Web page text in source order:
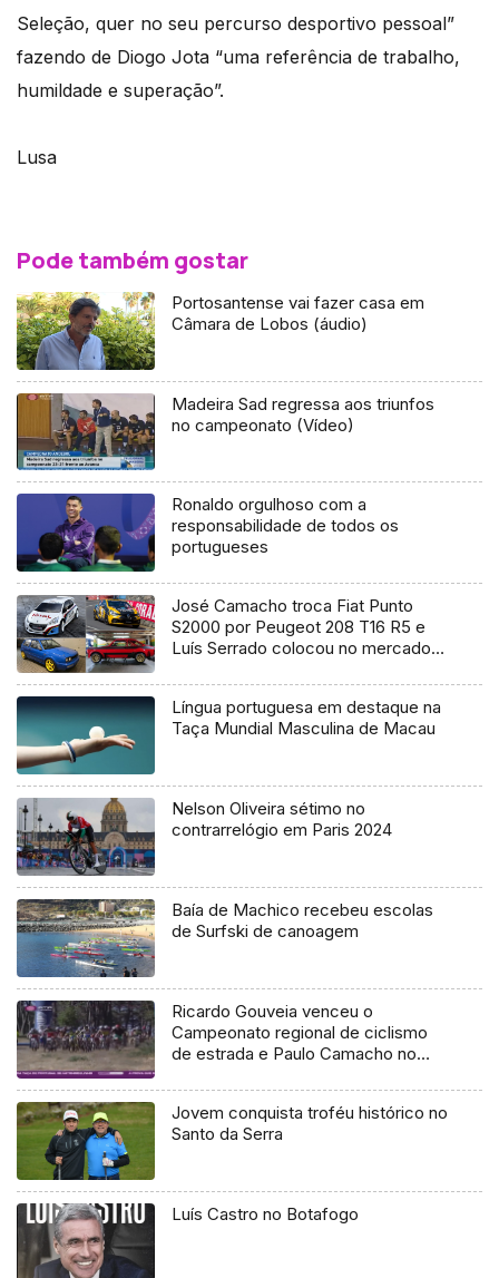
Seleção, quer no seu percurso desportivo pessoal”
fazendo de Diogo Jota “uma referência de trabalho,
humildade e superação”.
Lusa
Pode também gostar
Portosantense vai fazer casa em
Câmara de Lobos (áudio)
Madeira Sad regressa aos triunfos
no campeonato (Vídeo)
Ronaldo orgulhoso com a
responsabilidade de todos os
portugueses
José Camacho troca Fiat Punto
S2000 por Peugeot 208 T16 R5 e
Luís Serrado colocou no mercado
Língua portuguesa em destaque na
Taça Mundial Masculina de Macau
Nelson Oliveira sétimo no
contrarrelógio em Paris 2024
Baía de Machico recebeu escolas
de Surfski de canoagem
Ricardo Gouveia venceu o
Campeonato regional de ciclismo
de estrada e Paulo Camacho no
Jovem conquista troféu histórico no
Santo da Serra
Luís Castro no Botafogo